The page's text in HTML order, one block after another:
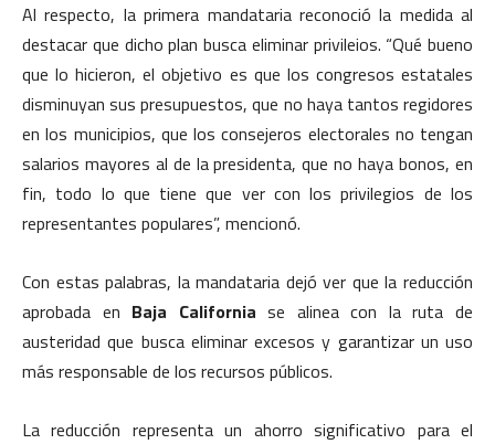
Al respecto, la primera mandataria reconoció la medida al
destacar que dicho plan busca eliminar privileios. “Qué bueno
que lo hicieron, el objetivo es que los congresos estatales
disminuyan sus presupuestos, que no haya tantos regidores
en los municipios, que los consejeros electorales no tengan
salarios mayores al de la presidenta, que no haya bonos, en
fin, todo lo que tiene que ver con los privilegios de los
representantes populares”, mencionó.
Con estas palabras, la mandataria dejó ver que la reducción
aprobada en Baja California se alinea con la ruta de
austeridad que busca eliminar excesos y garantizar un uso
más responsable de los recursos públicos.
La reducción representa un ahorro significativo para el